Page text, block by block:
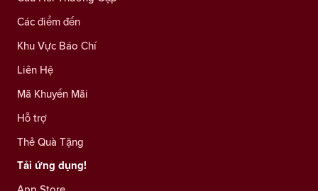
Các điểm đến
Khu Vực Báo Chí
Liên Hệ
Mã Khuyến Mãi
Hỗ trợ
Thẻ Quà Tặng
Tải ứng dụng!